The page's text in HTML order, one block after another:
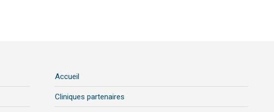
Accueil
Cliniques partenaires